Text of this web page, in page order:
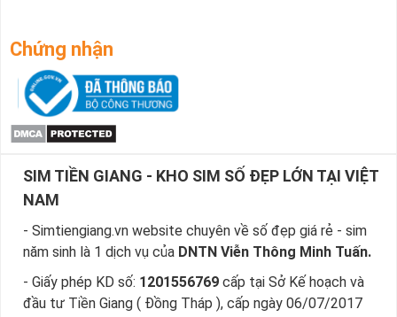
Chứng nhận
SIM TIỀN GIANG - KHO SIM SỐ ĐẸP LỚN TẠI VIỆT
NAM
- Simtiengiang.vn website chuyên về số đẹp giá rẻ - sim
năm sinh là 1 dịch vụ của DNTN Viễn Thông Minh Tuấn.
- Giấy phép KD số: 1201556769 cấp tại Sở Kế hoạch và
đầu tư Tiền Giang ( Đồng Tháp ), cấp ngày 06/07/2017